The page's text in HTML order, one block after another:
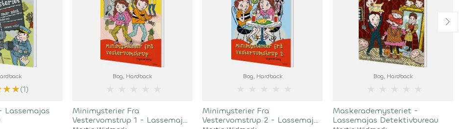
★★(1)
Bog, Hardback
Minimysterier Fra
Vestervomstrup 1 - Lassemajas
Bog, Hardback
Minimysterier Fra
Vestervomstrup 2 - Lassemajas
Bog, Hardback
Maskerademysteriet -
Lassemajas Detektivbureau